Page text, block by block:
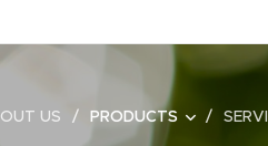
US PRODUCTS